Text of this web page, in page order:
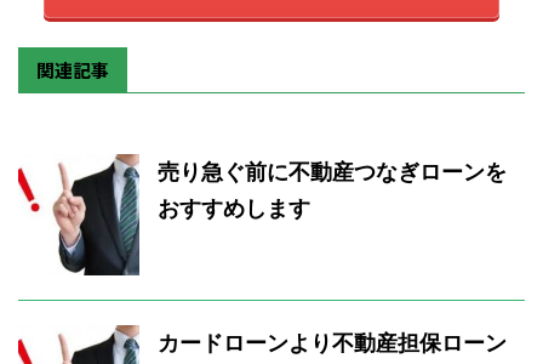
関連記事
売り急ぐ前に不動産つなぎローンを
おすすめします
カードローンより不動産担保ローン